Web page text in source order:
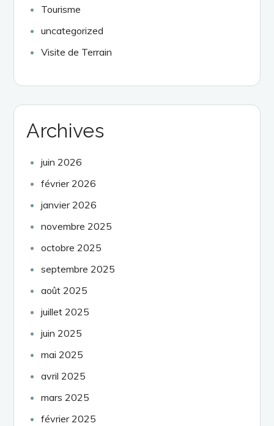
Tourisme
uncategorized
Visite de Terrain
Archives
juin 2026
février 2026
janvier 2026
novembre 2025
octobre 2025
septembre 2025
août 2025
juillet 2025
juin 2025
mai 2025
avril 2025
mars 2025
février 2025